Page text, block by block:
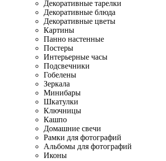
Декоративные тарелки
Декоративные блюда
Декоративные цветы
Картины
Панно настенные
Постеры
Интерьерные часы
Подсвечники
Гобелены
Зеркала
Минибары
Шкатулки
Ключницы
Кашпо
Домашние свечи
Рамки для фотографий
Альбомы для фотографий
Иконы